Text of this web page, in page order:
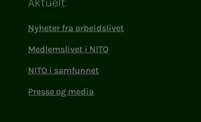
Nyheter fra arbeidslivet
Medlemslivet i NITO
NITO i samfunnet
Presse og media